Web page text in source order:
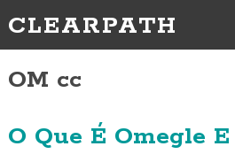
CLEARPATH
OM cc
O Que É Omegle